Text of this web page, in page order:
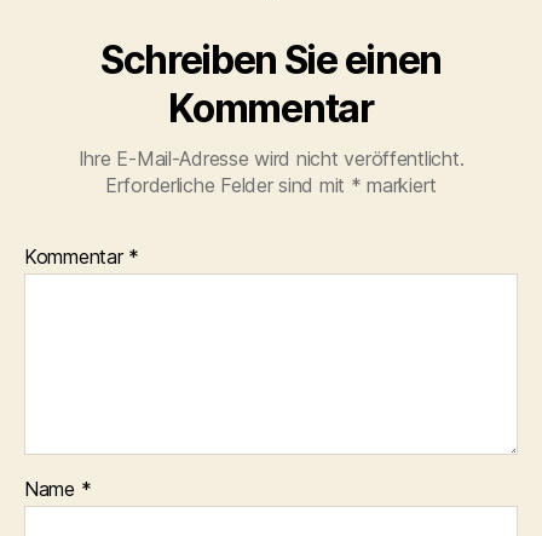
Schreiben Sie einen
Kommentar
Ihre E-Mail-Adresse wird nicht veröffentlicht.
Erforderliche Felder sind mit * markiert
Kommentar *
Name *